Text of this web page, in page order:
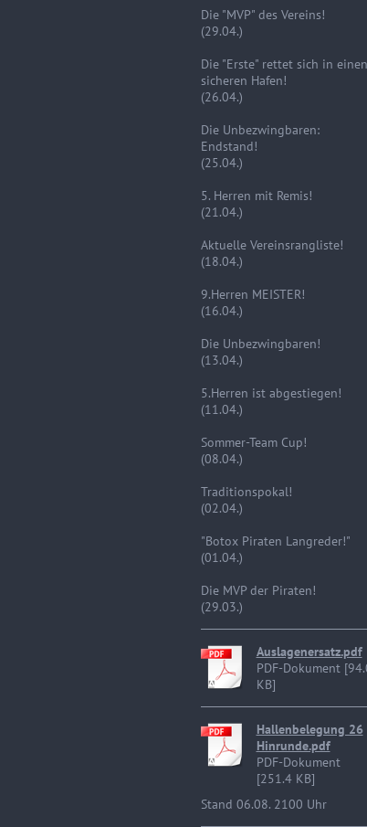
Die "MVP" des Vereins!
(29.04.)
Die "Erste" rettet sich in einen
sicheren Hafen!
(26.04.)
Die Unbezwingbaren:
Endstand!
(25.04.)
5. Herren mit Remis!
(21.04.)
Aktuelle Vereinsrangliste!
(18.04.)
9.Herren MEISTER!
(16.04.)
Die Unbezwingbaren!
(13.04.)
5.Herren ist abgestiegen!
(11.04.)
Sommer-Team Cup!
(08.04.)
Traditionspokal!
(02.04.)
"Botox Piraten Langreder!"
(01.04.)
Die MVP der Piraten!
(29.03.)
Auslagenersatz.pdf
PDF-Dokument
KB]
Hallenbelegung 26
Hinrunde.pdf
PDF-Dokument
[251.4 KB]
Stand 06.08. 2100 Uhr